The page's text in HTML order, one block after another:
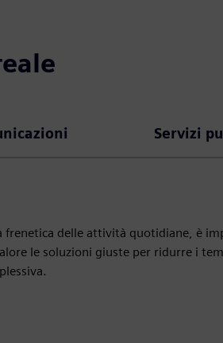
Servizi
delle attività quotidiane, è
le soluzioni giuste per ridurre i